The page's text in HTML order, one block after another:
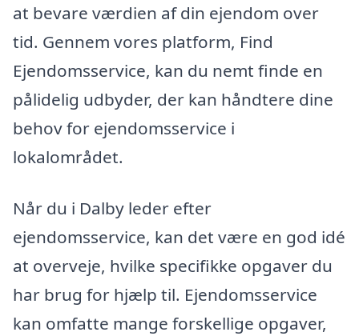
at bevare værdien af din ejendom over
tid. Gennem vores platform, Find
Ejendomsservice, kan du nemt finde en
pålidelig udbyder, der kan håndtere dine
behov for ejendomsservice i
lokalområdet.
Når du i Dalby leder efter
ejendomsservice, kan det være en god idé
at overveje, hvilke specifikke opgaver du
har brug for hjælp til. Ejendomsservice
kan omfatte mange forskellige opgaver,